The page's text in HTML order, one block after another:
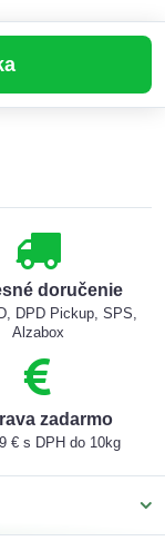
doručenie
DPD Pickup, SPS,
Alzabox
zadarmo
€ s DPH do 10kg